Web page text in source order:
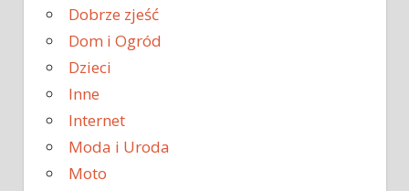
Dobrze zjeść
Dom i Ogród
Dzieci
Inne
Internet
Moda i Uroda
Moto